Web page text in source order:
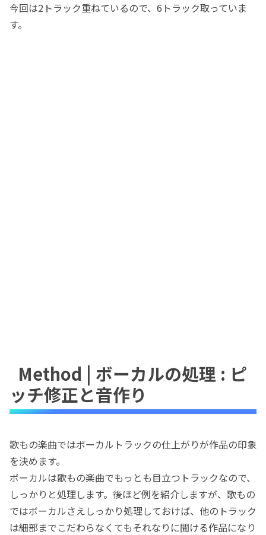
今回は2トラック重ねているので、6トラック取っていま
す。
Method | ボーカルの処理 : ピ
ッチ修正と音作り
歌もの楽曲ではボーカルトラックの仕上がりが作品の印象
を決めます。
ボーカルは歌もの楽曲でもっとも目立つトラックなので、
しっかりと処理します。後ほど例を紹介しますが、歌もの
ではボーカルさえしっかり処理しておけば、他のトラック
は細部までこだわらなくてもそれなりに聞ける作品になり